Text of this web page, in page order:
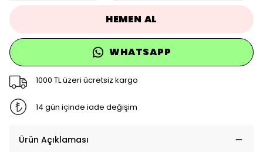
HEMEN AL
WHATSAPP
1000 TL üzeri ücretsiz kargo
14 gün içinde iade değişim
Ürün Açıklaması